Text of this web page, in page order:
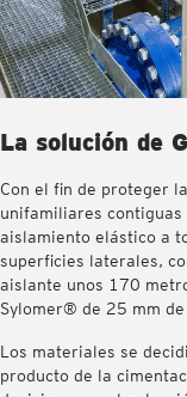
La solución de
Con el fin de proteger
unifamiliares contiguas
aislamiento elástico a
superficies laterales,
aislante unos 170
Sylomer® de 25 mm de
Los materiales se
producto de la